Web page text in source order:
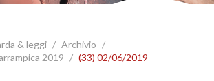
& leggi / Archivio /
2019 / (33) 02/06/2019